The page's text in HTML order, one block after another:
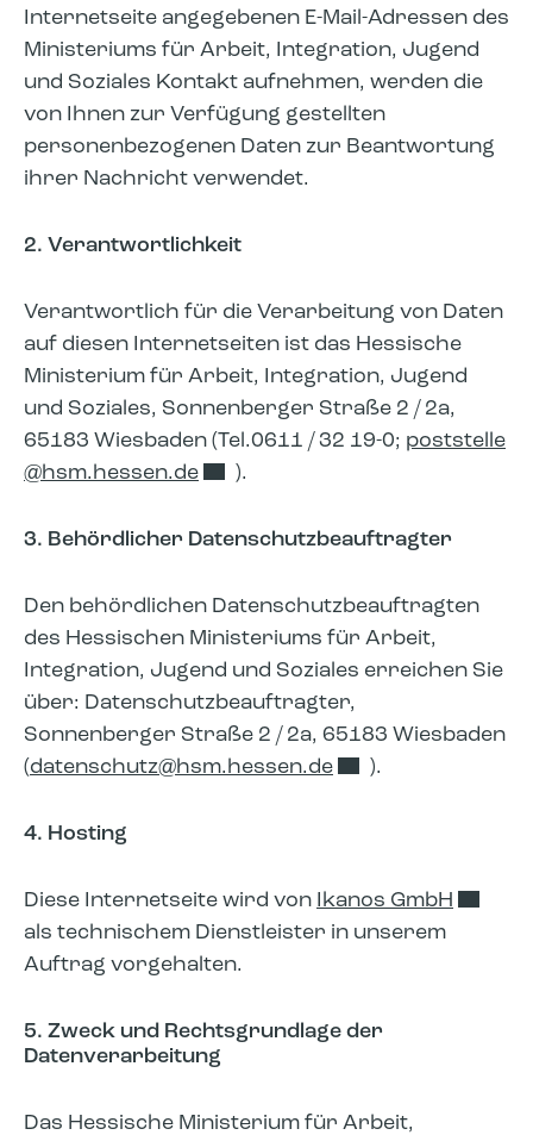
Internetseite angegebenen E-Mail-Adressen des
Ministeriums für Arbeit, Integration, Jugend
und Soziales Kontakt aufnehmen, werden die
von Ihnen zur Verfügung gestellten
personenbezogenen Daten zur Beantwortung
ihrer Nachricht verwendet.
2. Verantwortlichkeit
Verantwortlich für die Verarbeitung von Daten
auf diesen Internetseiten ist das Hessische
Ministerium für Arbeit, Integration, Jugend
und Soziales, Sonnenberger Straße 2 / 2a,
65183 Wiesbaden (Tel.0611 / 32 19-0; poststelle​
hsm.hessen.de
).
3. Behördlicher Datenschutzbeauftragter
Den behördlichen Datenschutzbeauftragten
des Hessischen Ministeriums für Arbeit,
Integration, Jugend und Soziales erreichen Sie
über: Datenschutzbeauftragter,
Sonnenberger Straße 2 / 2a, 65183 Wiesbaden
(datenschutz​ hsm.hessen.de ).
4. Hosting
Diese Internetseite wird von
Ikanos GmbH
als technischem Dienstleister in unserem
Auftrag vorgehalten.
5. Zweck und Rechtsgrundlage der
Datenverarbeitung
Das Hessische Ministerium für Arbeit,